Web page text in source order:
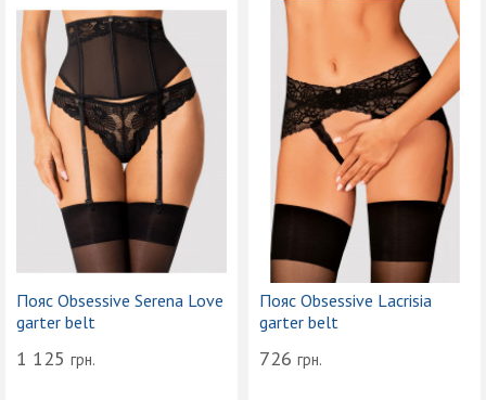
Пояс Obsessive Serena Love
garter belt
1 125 грн.
Пояс Obsessive Lacrisia
garter belt
726 грн.